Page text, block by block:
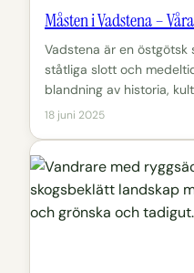
Måsten i Vadstena –
Vadstena är en
ståtliga slott och
blandning av historia,
18 juni 2025